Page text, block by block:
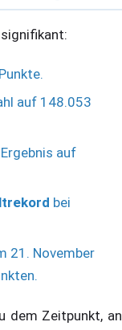
auf 148.053
auf
bei
21. November
dem Zeitpunkt, an